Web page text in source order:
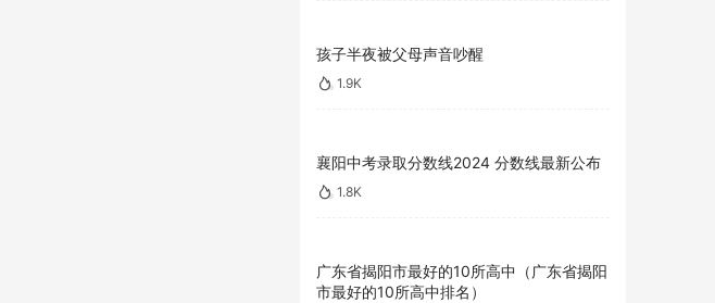
孩子半夜被父母声音吵醒
1.9K
襄阳中考录取分数线2024 分数线最新公布
1.8K
广东省揭阳市最好的10所高中（广东省揭阳
市最好的10所高中排名）